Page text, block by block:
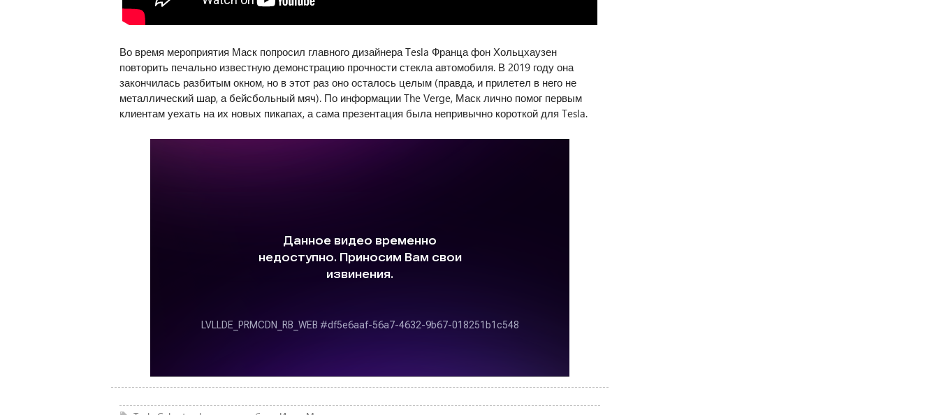
Во время мероприятия Маск попросил главного дизайнера Tesla Франца фон Хольцхаузен
повторить печально известную демонстрацию прочности стекла автомобиля. В 2019 году она
закончилась разбитым окном, но в этот раз оно осталось целым (правда, и прилетел в него не
металлический шар, а бейсбольный мяч). По информации The Verge, Маск лично помог первым
клиентам уехать на их новых пикапах, а сама презентация была непривычно короткой для Tesla.